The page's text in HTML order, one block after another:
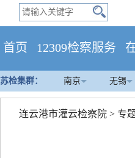
首页 12309检察服务
苏检集群： 南京 无锡
连云港市灌云检察院 > 专